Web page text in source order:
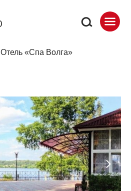
Отель «Спа Волга»